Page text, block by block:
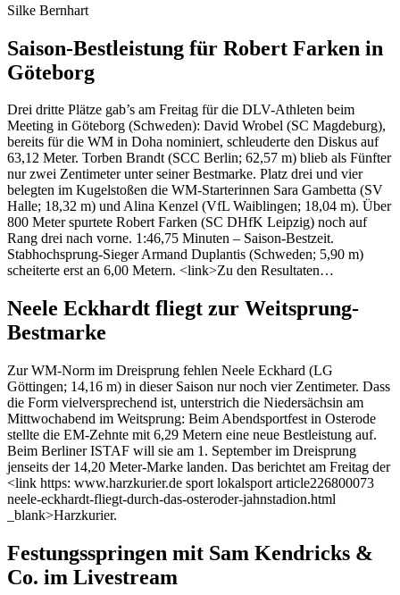
Silke Bernhart
Saison-Bestleistung für Robert Farken in
Göteborg
Drei dritte Plätze gab’s am Freitag für die DLV-Athleten beim
Meeting in Göteborg (Schweden): David Wrobel (SC Magdeburg),
bereits für die WM in Doha nominiert, schleuderte den Diskus auf
63,12 Meter. Torben Brandt (SCC Berlin; 62,57 m) blieb als Fünfter
nur zwei Zentimeter unter seiner Bestmarke. Platz drei und vier
belegten im Kugelstoßen die WM-Starterinnen Sara Gambetta (SV
Halle; 18,32 m) und Alina Kenzel (VfL Waiblingen; 18,04 m). Über
800 Meter spurtete Robert Farken (SC DHfK Leipzig) noch auf
Rang drei nach vorne. 1:46,75 Minuten – Saison-Bestzeit.
Stabhochsprung-Sieger Armand Duplantis (Schweden; 5,90 m)
scheiterte erst an 6,00 Metern. <link>Zu den Resultaten…
Neele Eckhardt fliegt zur Weitsprung-
Bestmarke
Zur WM-Norm im Dreisprung fehlen Neele Eckhard (LG
Göttingen; 14,16 m) in dieser Saison nur noch vier Zentimeter. Dass
die Form vielversprechend ist, unterstrich die Niedersächsin am
Mittwochabend im Weitsprung: Beim Abendsportfest in Osterode
stellte die EM-Zehnte mit 6,29 Metern eine neue Bestleistung auf.
Beim Berliner ISTAF will sie am 1. September im Dreisprung
jenseits der 14,20 Meter-Marke landen. Das berichtet am Freitag der
<link https: www.harzkurier.de sport lokalsport article226800073
neele-eckhardt-fliegt-durch-das-osteroder-jahnstadion.html
_blank>Harzkurier.
Festungsspringen mit Sam Kendricks &
Co. im Livestream